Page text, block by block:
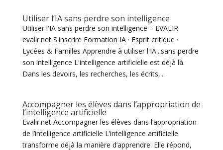
Utiliser l’IA sans perdre son intelligence
Utiliser l'IA sans perdre son intelligence – EVALIR
evalir.net S'inscrire Formation IA · Esprit critique ·
Lycées & Familles Apprendre à utiliser l'IA...sans perdre
son intelligence L'intelligence artificielle est déjà là.
Dans les devoirs, les recherches, les écrits,...
Accompagner les élèves dans l’appropriation de
l’intelligence artificielle
Evalir.net Accompagner les élèves dans l’appropriation
de l’intelligence artificielle L’intelligence artificielle
transforme déjà la manière d’apprendre. Elle répond,